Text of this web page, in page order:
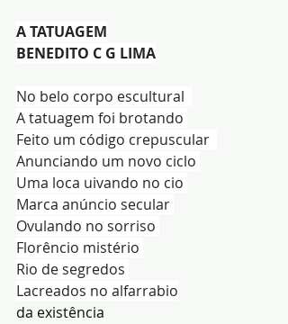
A TATUAGEM
BENEDITO C G LIMA
No belo corpo escultural
A tatuagem foi brotando
Feito um código crepuscular
Anunciando um novo ciclo
Uma loca uivando no cio
Marca anúncio secular
Ovulando no sorriso
Florêncio mistério
Rio de segredos
Lacreados no alfarrabio
da existência